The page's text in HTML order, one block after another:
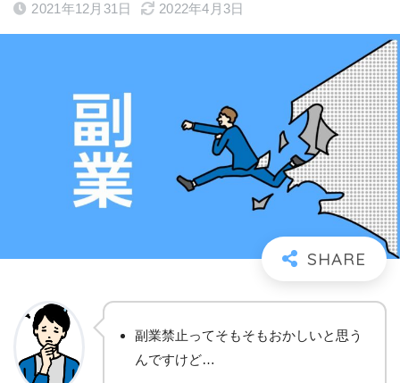
2021年12月31日 2022年4月3日
副業禁止ってそもそもおかしいと思う
んですけど…